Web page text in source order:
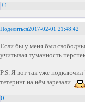
+1
Поделиться2017-02-01 21:48:42
Если бы у меня был
учитывая туманность
P.S. Я вот так уже
тетеринг на нём зарезали
0